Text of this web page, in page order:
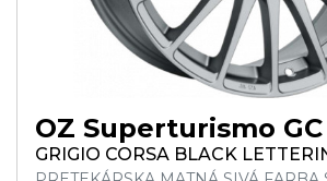
OZ Superturismo GC
GRIGIO CORSA BLACK